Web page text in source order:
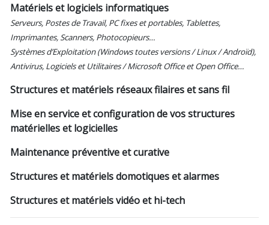
Matériels et logiciels informatiques
Serveurs, Postes de Travail, PC fixes et portables, Tablettes,
Imprimantes, Scanners, Photocopieurs…
Systèmes d’Exploitation (Windows toutes versions / Linux / Androïd),
Antivirus, Logiciels et Utilitaires / Microsoft Office et Open Office…
Structures et matériels réseaux filaires et sans fil
Mise en service et configuration de vos structures
matérielles et logicielles
Maintenance préventive et curative
Structures et matériels domotiques et alarmes
Structures et matériels vidéo et hi-tech